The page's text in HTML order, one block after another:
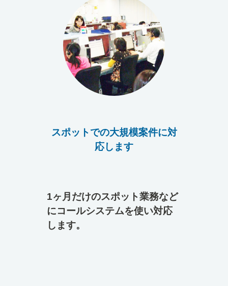
スポットでの大規模案件に対
応します
1ヶ月だけのスポット業務など
にコールシステムを使い対応
します。